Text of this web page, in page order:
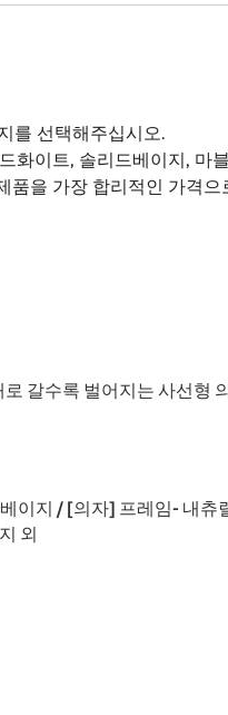
를 선택해주십시오.
화이트, 솔리드베이지, 마
을 가장 합리적인 가격
갈수록 벌어지는 사선형
이지 / [의자] 프레임- 내츄
외